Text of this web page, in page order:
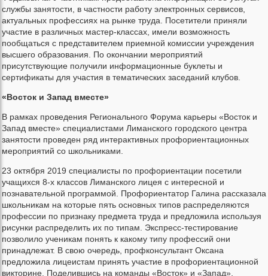
службы занятости, в частности работу электронных сервисов,
актуальных профессиях на рынке труда. Посетители приняли
участие в различных мастер-классах, имели возможность
пообщаться с представителем приемной комиссии учреждения
высшего образования. По окончании мероприятий
присутствующие получили информационные буклеты и
сертификаты для участия в тематических заседаний клубов.
«Восток и Запад вместе»
В рамках проведения Регионального Форума карьеры «Восток и
Запад вместе» специалистами Лиманского городского центра
занятости проведен ряд интерактивных профориентационных
мероприятий со школьниками.
23 октября 2019 специалисты по профориентации посетили
учащихся 8-х классов Лиманского лицея с интересной и
познавательной программой. Профориентатор Галина рассказала
школьникам на которые пять основных типов распределяются
профессии по признаку предмета труда и предложила используя
рисунки распределить их по типам. Экспресс-тестирование
позволило ученикам понять к какому типу профессий они
принадлежат. В свою очередь, профконсультант Оксана
предложила лицеистам принять участие в профориентационной
викторине. Поделившись на команды «Восток» и «Запад»,